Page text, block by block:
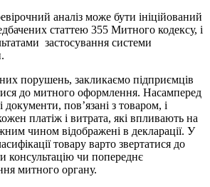
аналіз може бути ініційований
статтею 355 Митного кодексу, і
застосування системи
порушень, закликаємо підприємців
до митного оформлення. Насамперед
документи, пов’язані з товаром, і
платіж і витрата, які впливають на
чином відображені в декларації. У
товару варто звертатися до
консультацію чи попереднє
митного органу.